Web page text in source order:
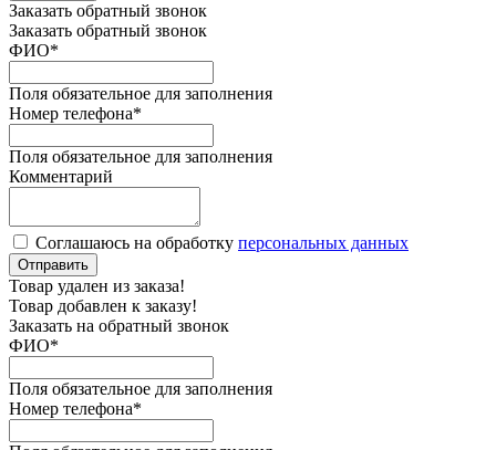
Заказать обратный звонок
Заказать обратный звонок
ФИО*
Поля обязательное для заполнения
Номер телефона*
Поля обязательное для заполнения
Комментарий
Соглашаюсь на обработку персональных данных
Отправить
Товар удален из заказа!
Товар добавлен к заказу!
Заказать на обратный звонок
ФИО*
Поля обязательное для заполнения
Номер телефона*